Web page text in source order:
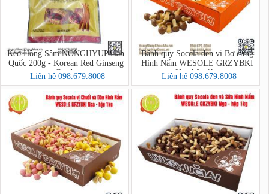
Kẹo Hồng Sâm NONGHYUP Hàn
Quốc 200g - Korean Red Ginseng
Candy
Liên hệ 098.679.8008
Bánh quy Socola đen vị Bơ cứng
Hình Nấm WESOLE GRZYBKI
Nga hộp 1kg
Liên hệ 098.679.8008